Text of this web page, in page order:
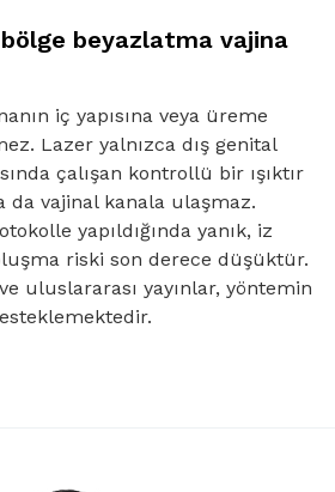
beyazlatma vajina
iç yapısına veya üreme
Lazer yalnızca dış genital
çalışan kontrollü bir ışıktır
da vajinal kanala ulaşmaz.
yapıldığında yanık, iz
riski son derece düşüktür.
uluslararası yayınlar, yöntemin